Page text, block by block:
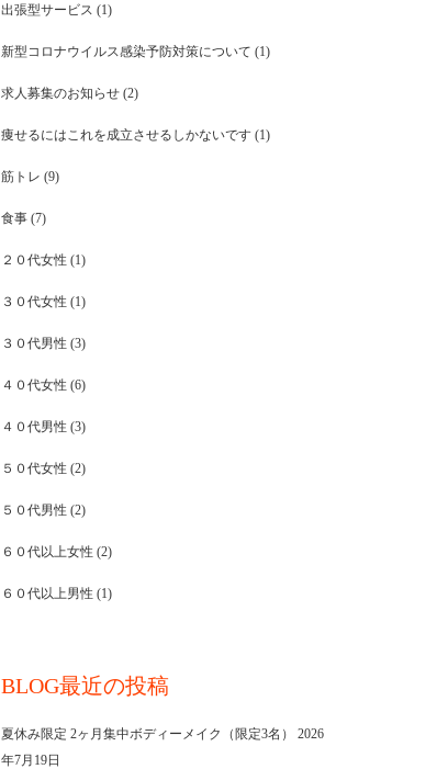
出張型サービス (1)
新型コロナウイルス感染予防対策について (1)
求人募集のお知らせ (2)
痩せるにはこれを成立させるしかないです (1)
筋トレ (9)
食事 (7)
２０代女性 (1)
３０代女性 (1)
３０代男性 (3)
４０代女性 (6)
４０代男性 (3)
５０代女性 (2)
５０代男性 (2)
６０代以上女性 (2)
６０代以上男性 (1)
BLOG最近の投稿
夏休み限定 2ヶ月集中ボディーメイク（限定3名）
2026
年7月19日